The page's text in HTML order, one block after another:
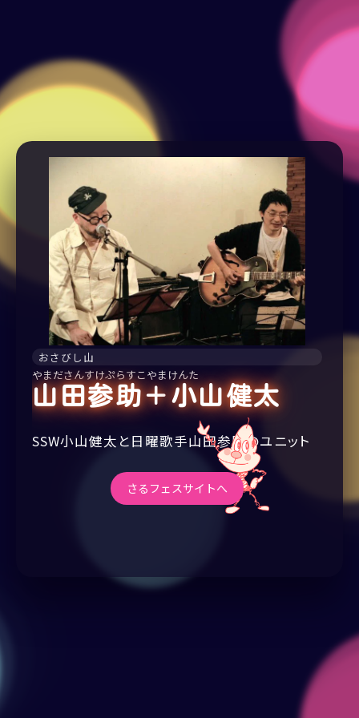
おさびし山
やまださんすけぷらすこやまけんた
山田参助＋小山健太
SSW小山健太と日曜歌手山田参助のユニット
さるフェスサイトへ